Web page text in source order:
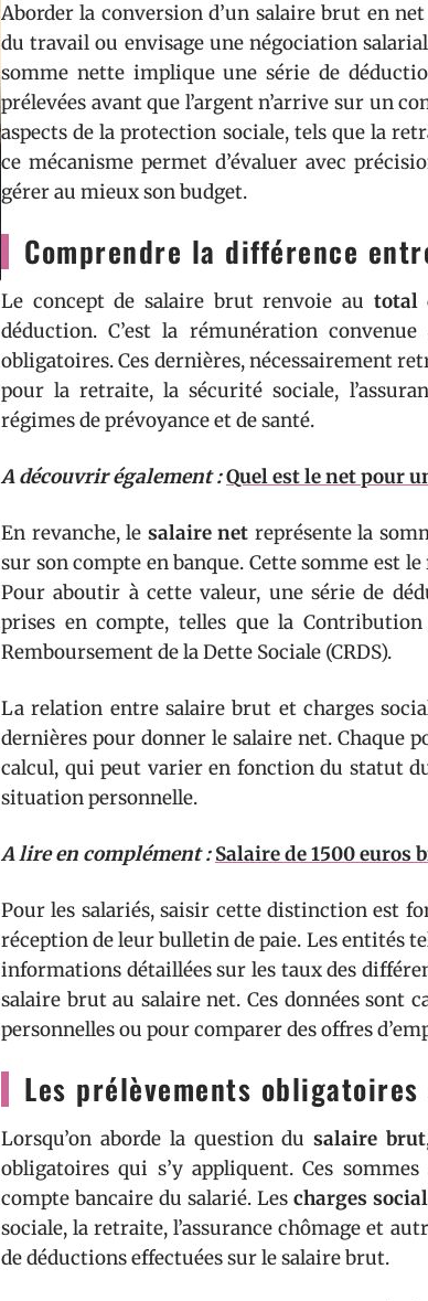
Aborder la conversion d’un salaire brut en
du travail ou envisage une négociation
somme nette implique une série de
prélevées avant que l’argent n’arrive sur un
aspects de la protection sociale, tels que la
ce mécanisme permet d’évaluer avec
gérer au mieux son budget.
Comprendre la différence
Le concept de salaire brut renvoie au total
déduction. C’est la rémunération
obligatoires. Ces dernières, nécessairement
pour la retraite, la sécurité sociale,
régimes de prévoyance et de santé.
A découvrir également :Quel est le net pour
En revanche, le salaire net représente la
sur son compte en banque. Cette somme est
Pour aboutir à cette valeur, une série de
prises en compte, telles que la
Remboursement de la Dette Sociale (CRDS).
La relation entre salaire brut et charges
dernières pour donner le salaire net. Chaque
calcul, qui peut varier en fonction du statut
situation personnelle.
A lire en complément : Salaire de 1500 euros
Pour les salariés, saisir cette distinction est
réception de leur bulletin de paie. Les entités
informations détaillées sur les taux des
salaire brut au salaire net. Ces données sont
personnelles ou pour comparer des offres
Les prélèvements
Lorsqu’on aborde la question dusalaire brut
obligatoires qui s’y appliquent. Ces
compte bancaire du salarié. Les charges
sociale, la retraite, l’assurance chômage et
de déductions effectuées sur le salaire brut.